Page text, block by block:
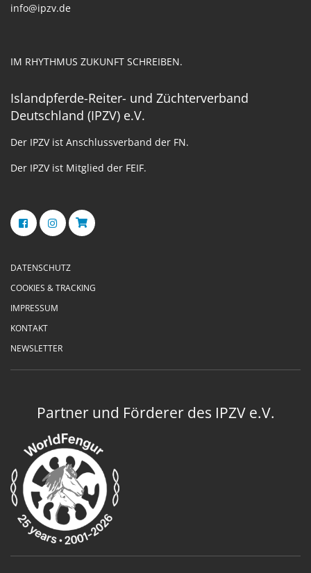
info@ipzv.de
IM RHYTHMUS ZUKUNFT SCHREIBEN.
Islandpferde-Reiter- und Züchterverband
Deutschland (IPZV) e.V.
Der IPZV ist Anschlussverband der FN.
Der IPZV ist Mitglied der FEIF.
DATENSCHUTZ
COOKIES & TRACKING
IMPRESSUM
KONTAKT
NEWSLETTER
Partner und Förderer des IPZV e.V.